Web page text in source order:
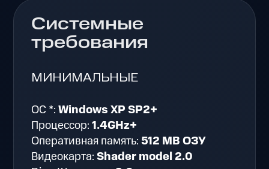
Системные
требования
МИНИМАЛЬНЫЕ
ОС *:Windows XP SP2+
Процессор:1.4GHz+
Оперативная память:512 MB ОЗУ
Видеокарта:Shader model 2.0